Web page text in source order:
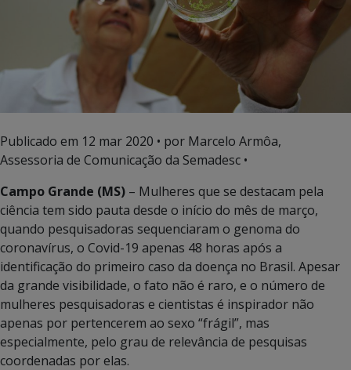
Publicado em 12 mar 2020 • por Marcelo Armôa,
Assessoria de Comunicação da Semadesc •
Campo Grande (MS) – Mulheres que se destacam pela
ciência tem sido pauta desde o início do mês de março,
quando pesquisadoras sequenciaram o genoma do
coronavírus, o Covid-19 apenas 48 horas após a
identificação do primeiro caso da doença no Brasil. Apesar
da grande visibilidade, o fato não é raro, e o número de
mulheres pesquisadoras e cientistas é inspirador não
apenas por pertencerem ao sexo “frágil”, mas
especialmente, pelo grau de relevância de pesquisas
coordenadas por elas.